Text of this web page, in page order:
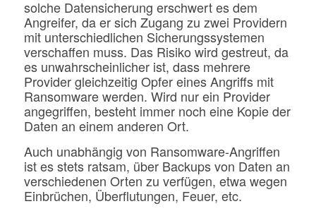
solche Datensicherung erschwert es dem
Angreifer, da er sich Zugang zu zwei Providern
mit unterschiedlichen Sicherungssystemen
verschaffen muss. Das Risiko wird gestreut, da
es unwahrscheinlicher ist, dass mehrere
Provider gleichzeitig Opfer eines Angriffs mit
Ransomware werden. Wird nur ein Provider
angegriffen, besteht immer noch eine Kopie der
Daten an einem anderen Ort.
Auch unabhängig von Ransomware-Angriffen
ist es stets ratsam, über Backups von Daten an
verschiedenen Orten zu verfügen, etwa wegen
Einbrüchen, Überflutungen, Feuer, etc.